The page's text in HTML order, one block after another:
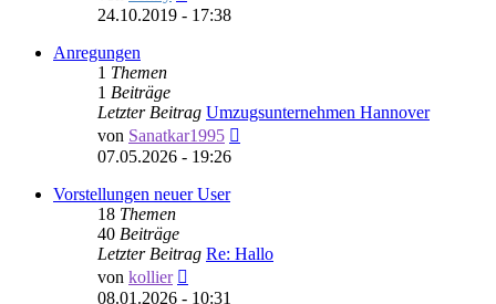
Beitrag
24.10.2019 - 17:38
Anregungen
1 Themen
1 Beiträge
Letzter Beitrag Umzugsunternehmen Hannover
von Sanatkar1995
07.05.2026 - 19:26
Vorstellungen neuer User
18 Themen
40 Beiträge
Letzter Beitrag Re: Hallo
von kollier
Beitrag
08.01.2026 - 10:31